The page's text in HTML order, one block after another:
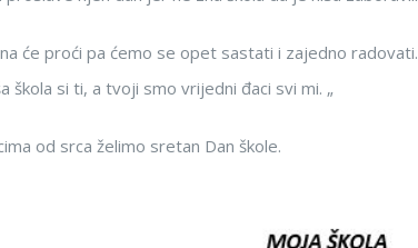
će proći pa ćemo se opet sastati i zajedno
škola si ti, a tvoji smo vrijedni đaci svi mi. „
od srca želimo sretan Dan škole.